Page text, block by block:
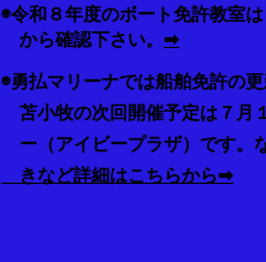
◉令和８年度のボート免許教室
から確認下さい。 ➡
◉勇払マリーナでは船舶免許の
苫小牧の次回開催予定は７月
ー（アイビープラザ） です。
きなど詳細はこちらから➡